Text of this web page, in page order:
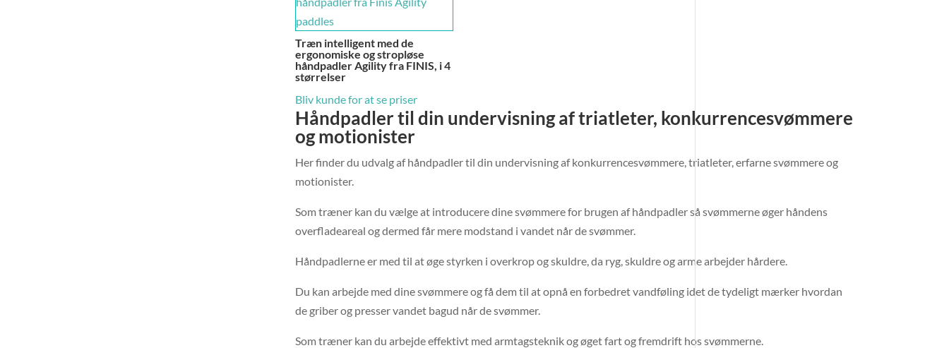
Træn intelligent med de
ergonomiske og stropløse
håndpadler Agility fra FINIS, i 4
størrelser
Bliv kunde for at se priser
Håndpadler til din undervisning af triatleter, konkurrencesvømmere
og motionister
Her finder du udvalg af håndpadler til din undervisning af konkurrencesvømmere, triatleter, erfarne svømmere og
motionister.
Som træner kan du vælge at introducere dine svømmere for brugen af håndpadler så svømmerne øger håndens
overfladeareal og dermed får mere modstand i vandet når de svømmer.
Håndpadlerne er med til at øge styrken i overkrop og skuldre, da ryg, skuldre og arme arbejder hårdere.
Du kan arbejde med dine svømmere og få dem til at opnå en forbedret vandføling idet de tydeligt mærker hvordan
de griber og presser vandet bagud når de svømmer.
Som træner kan du arbejde effektivt med armtagsteknik og øget fart og fremdrift hos svømmerne.